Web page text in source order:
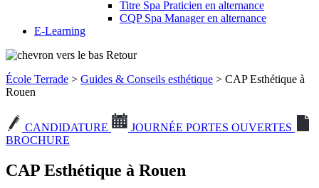
Titre Spa Praticien en alternance
CQP Spa Manager en alternance
E-Learning
Retour
École Terrade > Guides & Conseils esthétique > CAP Esthétique à
Rouen
CANDIDATURE
JOURNÉE PORTES OUVERTES
BROCHURE
CAP Esthétique à Rouen